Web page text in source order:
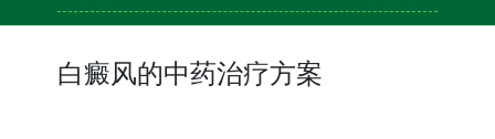
白癜风的中药治疗方案